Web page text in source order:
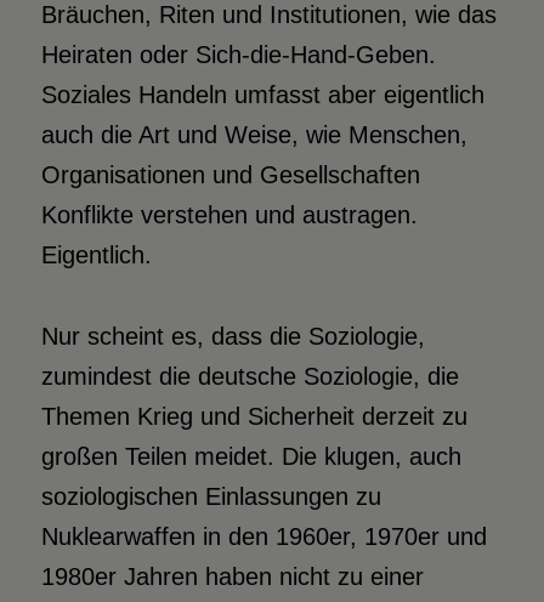
Bräuchen, Riten und Institutionen, wie das
Heiraten oder Sich-die-Hand-Geben.
Soziales Handeln umfasst aber eigentlich
auch die Art und Weise, wie Menschen,
Organisationen und Gesellschaften
Konflikte verstehen und austragen.
Eigentlich.
Nur scheint es, dass die Soziologie,
zumindest die deutsche Soziologie, die
Themen Krieg und Sicherheit derzeit zu
großen Teilen meidet. Die klugen, auch
soziologischen Einlassungen zu
Nuklearwaffen in den 1960er, 1970er und
1980er Jahren haben nicht zu einer